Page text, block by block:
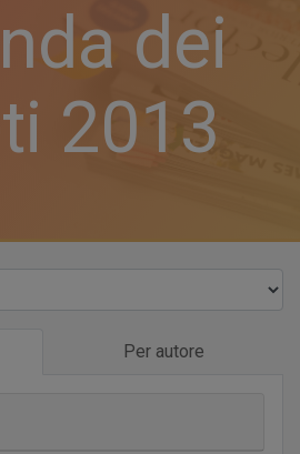
dei
2013
Per autore